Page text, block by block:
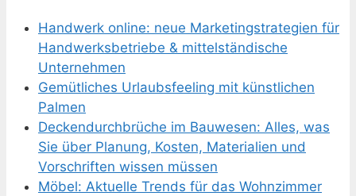
Handwerk online: neue Marketingstrategien für
Handwerksbetriebe & mittelständische
Unternehmen
Gemütliches Urlaubsfeeling mit künstlichen
Palmen
Deckendurchbrüche im Bauwesen: Alles, was
Sie über Planung, Kosten, Materialien und
Vorschriften wissen müssen
Möbel: Aktuelle Trends für das Wohnzimmer